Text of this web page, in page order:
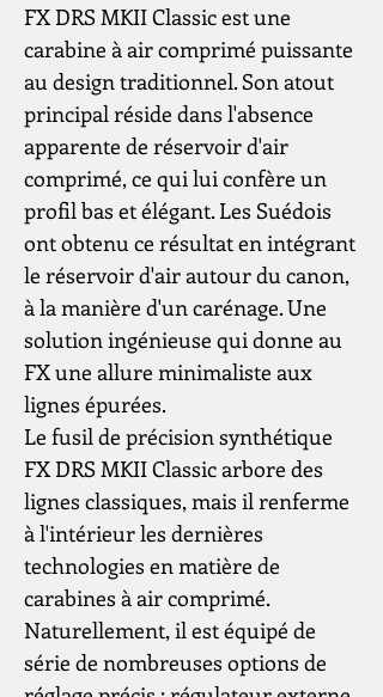
FX DRS MKII Classic est une
carabine à air comprimé puissante
au design traditionnel. Son atout
principal réside dans l'absence
apparente de réservoir d'air
comprimé, ce qui lui confère un
profil bas et élégant. Les Suédois
ont obtenu ce résultat en intégrant
le réservoir d'air autour du canon,
à la manière d'un carénage. Une
solution ingénieuse qui donne au
FX une allure minimaliste aux
lignes épurées.
Le fusil de précision synthétique
FX DRS MKII Classic arbore des
lignes classiques, mais il renferme
à l'intérieur les dernières
technologies en matière de
carabines à air comprimé.
Naturellement, il est équipé de
série de nombreuses options de